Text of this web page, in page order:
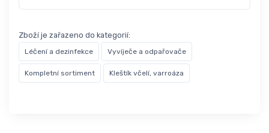
Zboží je zařazeno do kategorií:
Léčení a dezinfekce Vyvíječe a odpařovače
Kompletní sortiment Kleštík včelí, varroáza